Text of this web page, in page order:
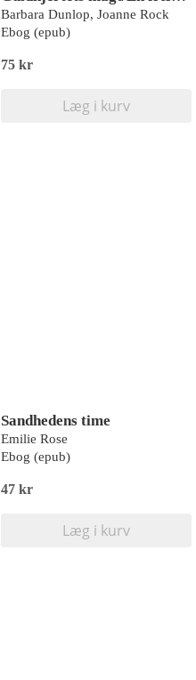
Barbara Dunlop, Joanne Rock
Ebog (epub)
75 kr
Læg i kurv
Sandhedens time
Emilie Rose
Ebog (epub)
47 kr
Læg i kurv